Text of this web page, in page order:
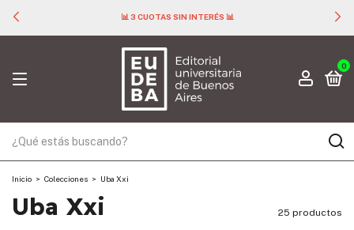
📊 3 CUOTAS SIN INTERÉS 📊
0
Inicio > Colecciones > Uba Xxi
Uba Xxi 25 productos